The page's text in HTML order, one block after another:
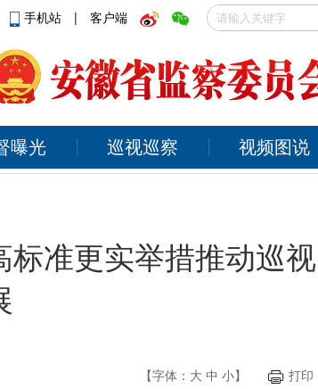
手机站 | 客户端
曝光 巡视巡察 视频图说
标准更实举措推动巡视
【字体： 大 中 小】 打印